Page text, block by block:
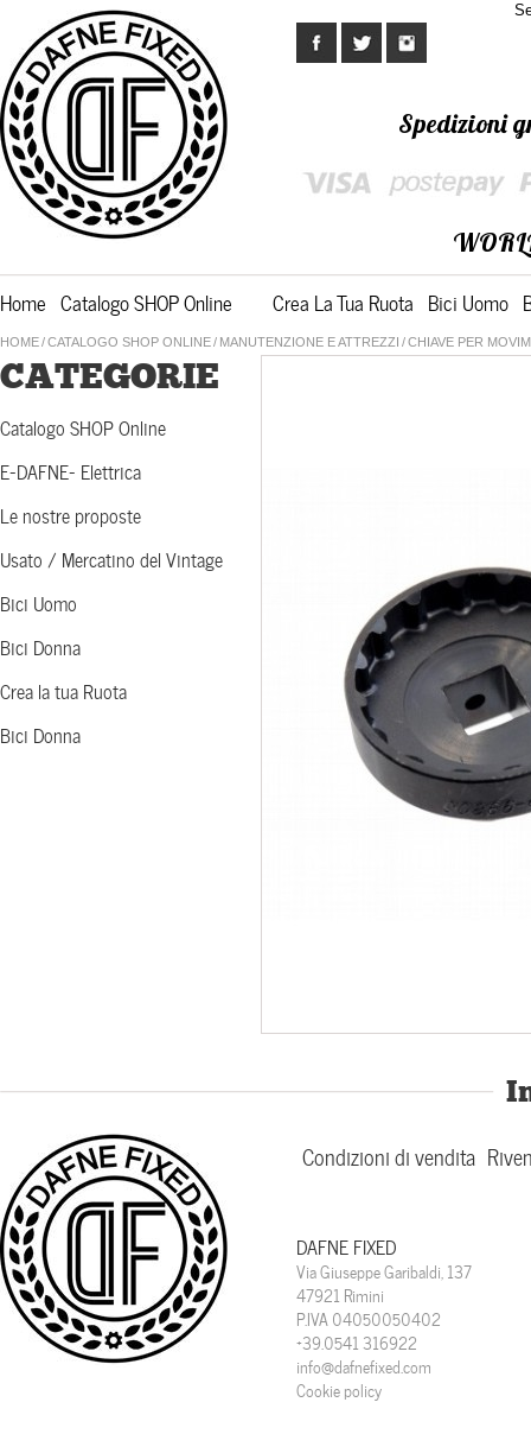
Home Catalogo SHOP Online Crea La Tua Ruota Bici Uomo
Spedizioni
HOME/CATALOGO SHOP ONLINE/ MANUTENZIONE E ATTREZZI /CHIAVE PER
CATEGORIE
Catalogo SHOP Online
E-DAFNE- Elettrica
Le nostre proposte
Usato / Mercatino del Vintage
Bici Uomo
Bici Donna
Crea la tua Ruota
Bici Donna
Condizioni di vendita
DAFNE FIXED
Via Giuseppe Garibaldi, 137
47921 Rimini
P.IVA 04050050402
+39.0541 316922
info@dafnefixed.com
Cookie policy